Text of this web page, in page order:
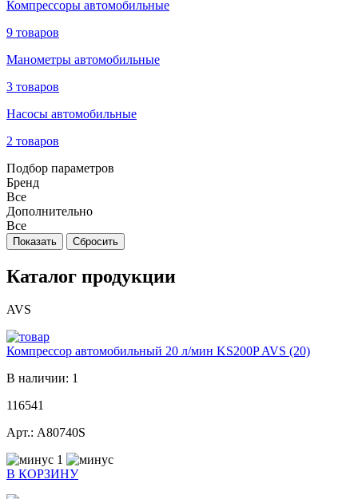
Компрессоры автомобильные
9 товаров
Манометры автомобильные
3 товаров
Насосы автомобильные
2 товаров
Подбор параметров
Бренд
Все
Дополнительно
Все
Каталог продукции
AVS
Компрессор автомобильный 20 л/мин KS200P AVS (20)
В наличии: 1
116541
Арт.: A80740S
1
В КОРЗИНУ